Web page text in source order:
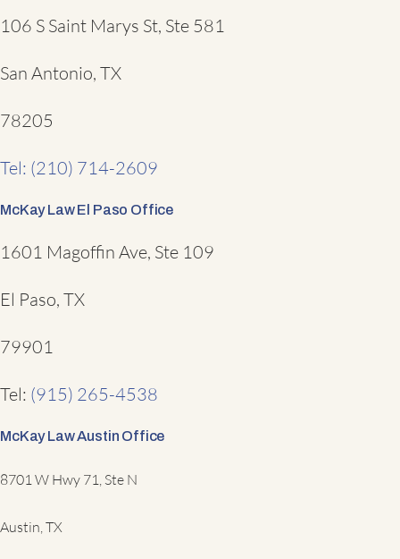
106 S Saint Marys St, Ste 581
San Antonio, TX
78205
Tel: (210) 714-2609
McKay Law El Paso Office
1601 Magoffin Ave, Ste 109
El Paso, TX
79901
Tel: (915) 265-4538
McKay Law Austin Office
8701 W Hwy 71, Ste N
Austin, TX